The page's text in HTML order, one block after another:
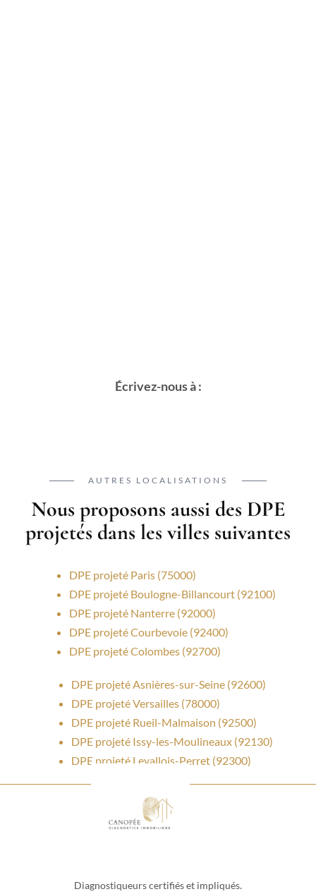
Écrivez-nous à :
AUTRES LOCALISATIONS
Nous proposons aussi des DPE
projetés dans les villes suivantes
DPE projeté Paris (75000)
DPE projeté Boulogne-Billancourt (92100)
DPE projeté Nanterre (92000)
DPE projeté Courbevoie (92400)
DPE projeté Colombes (92700)
DPE projeté Asnières-sur-Seine (92600)
DPE projeté Versailles (78000)
DPE projeté Rueil-Malmaison (92500)
DPE projeté Issy-les-Moulineaux (92130)
DPE projeté Levallois-Perret (92300)
Diagnostiqueurs certifiés et impliqués.